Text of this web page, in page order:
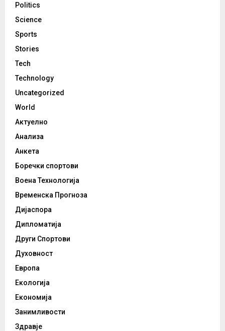
Politics
Science
Sports
Stories
Tech
Technology
Uncategorized
World
Актуелно
Анализа
Анкета
Боречки спортови
Воена Технологија
Временска Прогноза
Дијаспора
Дипломатија
Други Спортови
Духовност
Европа
Екологија
Економија
Занимливости
Здравје